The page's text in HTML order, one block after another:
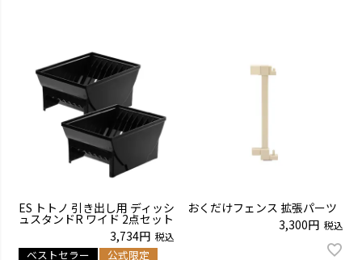
ES トトノ 引き出し用 ディッシ
ュスタンドR ワイド 2点セット
3,734
税込
ベストセラー 公式限定
おくだけフェンス 拡張パーツ
3,300
税込